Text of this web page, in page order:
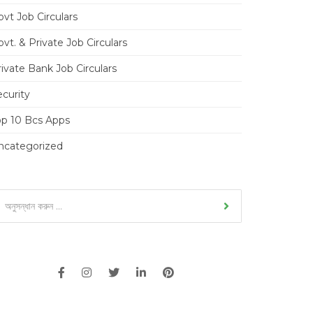
Job Circulars
& Private Job Circulars
Bank Job Circulars
10 Bcs Apps